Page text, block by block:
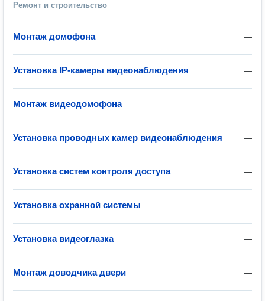
Ремонт и строительство
—
Монтаж домофона
—
Установка IP-камеры видеонаблюдения
—
Монтаж видеодомофона
—
Установка проводных камер видеонаблюдения
—
Установка систем контроля доступа
—
Установка охранной системы
—
Установка видеоглазка
—
Монтаж доводчика двери